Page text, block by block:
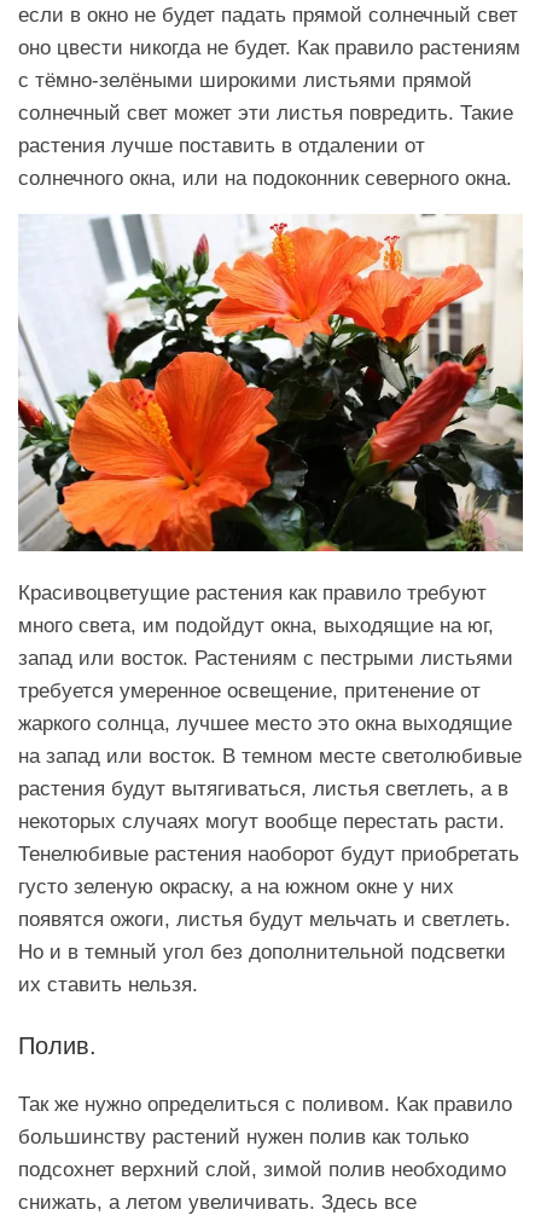
если в окно не будет падать прямой солнечный свет
оно цвести никогда не будет. Как правило растениям
с тёмно-зелёными широкими листьями прямой
солнечный свет может эти листья повредить. Такие
растения лучше поставить в отдалении от
солнечного окна, или на подоконник северного окна.
Красивоцветущие растения как правило требуют
много света, им подойдут окна, выходящие на юг,
запад или восток. Растениям с пестрыми листьями
требуется умеренное освещение, притенение от
жаркого солнца, лучшее место это окна выходящие
на запад или восток. В темном месте светолюбивые
растения будут вытягиваться, листья светлеть, а в
некоторых случаях могут вообще перестать расти.
Тенелюбивые растения наоборот будут приобретать
густо зеленую окраску, а на южном окне у них
появятся ожоги, листья будут мельчать и светлеть.
Но и в темный угол без дополнительной подсветки
их ставить нельзя.
Полив.
Так же нужно определиться с поливом. Как правило
большинству растений нужен полив как только
подсохнет верхний слой, зимой полив необходимо
снижать, а летом увеличивать. Здесь все